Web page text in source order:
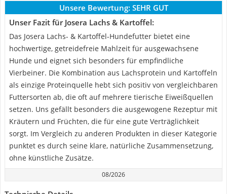
Unsere Bewertung: SEHR GUT
Unser Fazit für Josera Lachs & Kartoffel:
Das Josera Lachs- & Kartoffel-Hundefutter bietet eine
hochwertige, getreidefreie Mahlzeit für ausgewachsene
Hunde und eignet sich besonders für empfindliche
Vierbeiner. Die Kombination aus Lachsprotein und Kartoffeln
als einzige Proteinquelle hebt sich positiv von vergleichbaren
Futtersorten ab, die oft auf mehrere tierische Eiweißquellen
setzen. Uns gefällt besonders die ausgewogene Rezeptur mit
Kräutern und Früchten, die für eine gute Verträglichkeit
sorgt. Im Vergleich zu anderen Produkten in dieser Kategorie
punktet es durch seine klare, natürliche Zusammensetzung,
ohne künstliche Zusätze.
08/2026